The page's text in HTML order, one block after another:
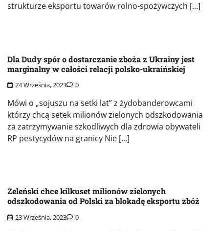
strukturze eksportu towarów rolno-spożywczych […]
Dla Dudy spór o dostarczanie zboża z Ukrainy jest
marginalny w całości relacji polsko-ukraińskiej
24 Września, 2023 0
Mówi o „sojuszu na setki lat” z żydobanderowcami
którzy chcą setek milionów zielonych odszkodowania
za zatrzymywanie szkodliwych dla zdrowia obywateli
RP pestycydów na granicy Nie […]
Zeleński chce kilkuset milionów zielonych
odszkodowania od Polski za blokadę eksportu zbóż
23 Września, 2023 0